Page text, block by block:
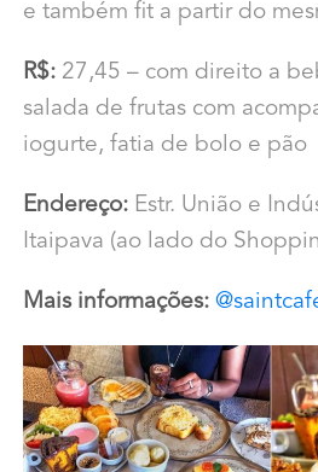
e também fit a partir do
R$:27,45 – com direito a
salada de frutas com
iogurte, fatia de bolo e pão
Endereço:Estr. União e
Itaipava (ao lado do
Mais informações: